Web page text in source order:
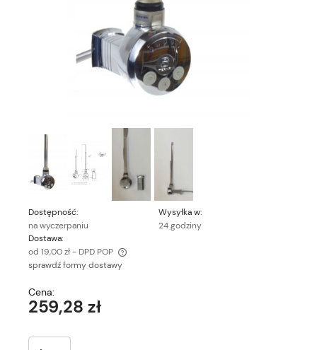
Dostępność:
na wyczerpaniu
Wysyłka w:
24 godziny
Dostawa:
od 19,00 zł- DPD POP
Cena nie zawiera ewentualnych kosztów płatności
sprawdź formy dostawy
Cena:
259,28 zł